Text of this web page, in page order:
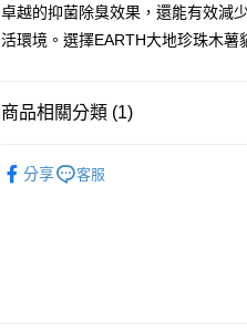
離島宅配
指定商品宅配免運
海外配送
卓越的抑菌除臭效果，還能有效減
活環境。選擇EARTH大地珍珠木薯
商品相關分類 (1)
分享
客服